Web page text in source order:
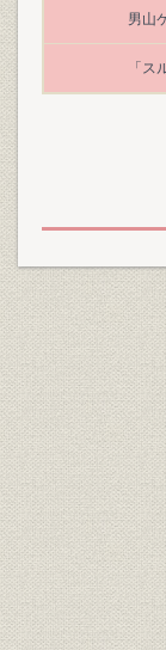
男山
「